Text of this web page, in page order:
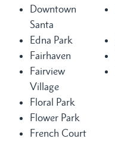
Downtown
Santa
Edna Park
Fairhaven
Fairview
Village
Floral Park
Flower Park
French Court